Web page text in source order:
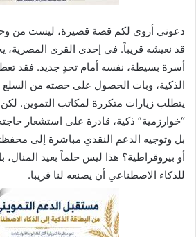
دعوني أروي لكم قصة قصيرة، ليست من
قد نعيشه قريباً. في إحدى القرى المصرية،
أسرة بسيطة، نفسه أمام تحدٍ جديد. فقد
الذكية، وبات الحصول على حصته من السلع
يتطلب زيارات متكررة لمكاتب التموين.
“خوارزمية” ذكية، قادرة على استشعار حاجته،
بل وتوجيه الدعم النقدي مباشرة إلى
أو بيروقراطية؟ هذا ليس حلماً بعيد
للذكاء الاصطناعي أن يصنعه لنا قريبا.